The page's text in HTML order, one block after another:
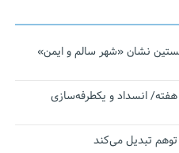
نشان «شهر سالم و ایمن»
انسداد و یکطرفه‌سازی
توهم تبدیل می‌کند